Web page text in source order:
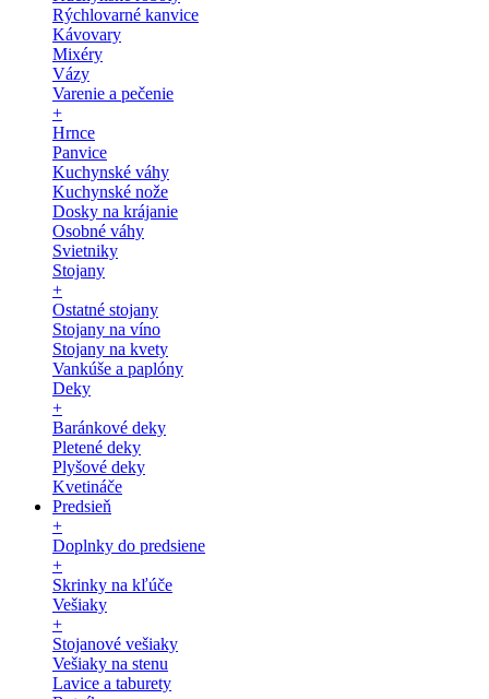
Rýchlovarné kanvice
Kávovary
Mixéry
Vázy
Varenie a pečenie
+
Hrnce
Panvice
Kuchynské váhy
Kuchynské nože
Dosky na krájanie
Osobné váhy
Svietniky
Stojany
+
Ostatné stojany
Stojany na víno
Stojany na kvety
Vankúše a paplóny
Deky
+
Baránkové deky
Pletené deky
Plyšové deky
Kvetináče
Predsieň
+
Doplnky do predsiene
+
Skrinky na kľúče
Vešiaky
+
Stojanové vešiaky
Vešiaky na stenu
Lavice a taburety